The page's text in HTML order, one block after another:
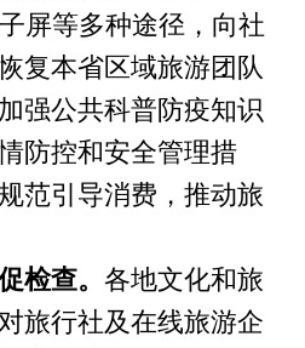
屏等多种途径，向社
复本省区域旅游团队
强公共科普防疫知识
防控和安全管理措
范引导消费，推动旅
查。 各地文化和旅
旅行社及在线旅游企